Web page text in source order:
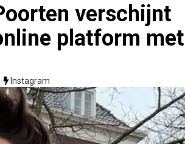
verschijnt
platform met
Instagram